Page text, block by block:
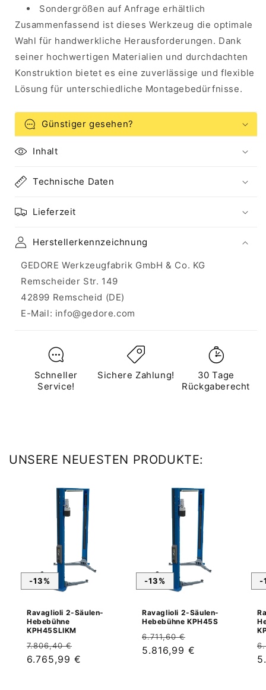
Sondergrößen auf Anfrage erhältlich
Zusammenfassend ist dieses Werkzeug die optimale
Wahl für handwerkliche Herausforderungen. Dank
seiner hochwertigen Materialien und durchdachten
Konstruktion bietet es eine zuverlässige und flexible
Lösung für unterschiedliche Montagebedürfnisse.
Günstiger gesehen?
Inhalt
Technische Daten
Lieferzeit
Herstellerkennzeichnung
GEDORE Werkzeugfabrik GmbH & Co. KG
Remscheider Str. 149
42899 Remscheid (DE)
E-Mail: info@gedore.com
Schneller
Service!
Sichere Zahlung!
30 Tage
Rückgaberecht
UNSERE NEUESTEN PRODUKTE:
-13%
Ravaglioli 2-Säulen-
Hebebühne
KPH45SLIKM
Normaler
Preis
7.806,40 €
Verkaufspreis
6.765,99 €
-13%
Ravaglioli 2-Säulen-
Hebebühne KPH45S
Normaler
Preis
6.711,60 €
Verkaufspreis
5.816,99 €
-